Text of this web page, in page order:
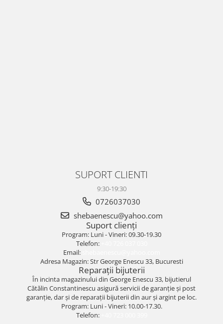
SUPORT CLIENTI
9:30-19:30
0726037030
shebaenescu@yahoo.com
Suport clienți
Program: Luni - Vineri: 09.30-19.30
Telefon:
Email:
Adresa Magazin: Str George Enescu 33, Bucuresti
Reparații bijuterii
În incinta magazinului din George Enescu 33, bijutierul
Cătălin Constantinescu asigură servicii de garanție și post
garanție, dar și de reparații bijuterii din aur și argint pe loc.
Program: Luni - Vineri: 10.00-17.30.
Telefon: